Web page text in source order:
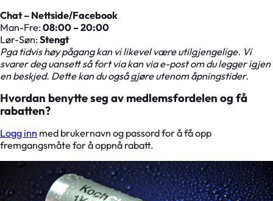
Chat – Nettside/Facebook
Man-Fre:08:00 – 20:00
Lør-Søn:Stengt
Pga tidvis høy pågang kan vi likevel være utilgjengelige. Vi
svarer deg uansett så fort via kan via e-post om du legger igjen
en beskjed. Dette kan du også gjøre utenom åpningstider.
Hvordan benytte seg av medlemsfordelen og få
rabatten?
Logg inn med brukernavn og passord for å få opp
fremgangsmåte for å oppnå rabatt.